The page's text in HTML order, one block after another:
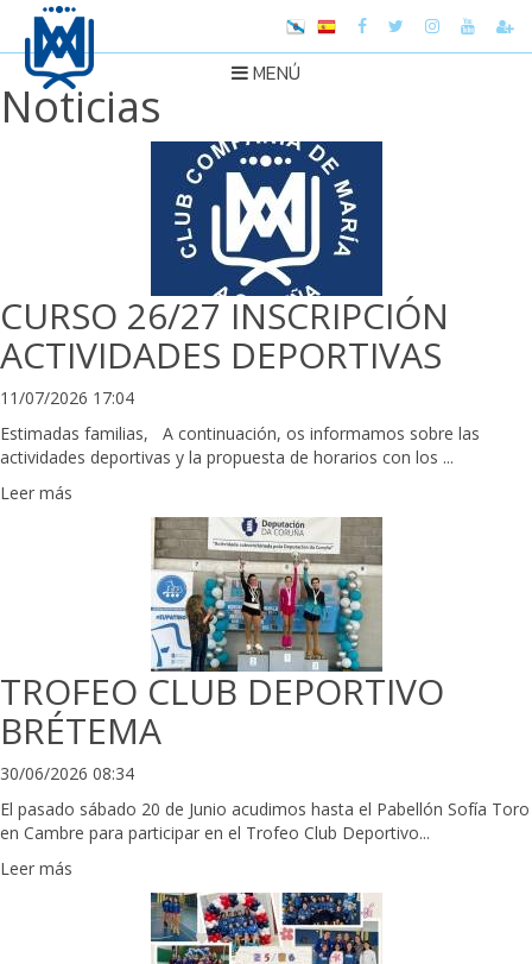
MENÚ
Noticias
CURSO 26/27 INSCRIPCIÓN
ACTIVIDADES DEPORTIVAS
11/07/2026 17:04
Estimadas familias, A continuación, os informamos sobre las
actividades deportivas y la propuesta de horarios con los ...
Leer más
TROFEO CLUB DEPORTIVO
BRÉTEMA
30/06/2026 08:34
El pasado sábado 20 de Junio acudimos hasta el Pabellón Sofía Toro
en Cambre para participar en el Trofeo Club Deportivo...
Leer más